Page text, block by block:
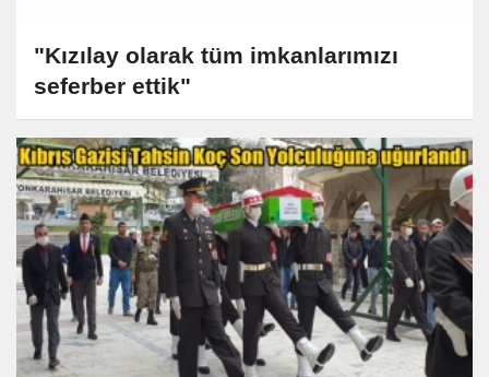
"Kızılay olarak tüm imkanlarımızı
seferber ettik"